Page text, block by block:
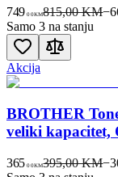
749 00KM815,00 KM−
Samo 3 na stanju
Akcija
BROTHER
veliki kapacitet,
365 00KM395,00 KM−